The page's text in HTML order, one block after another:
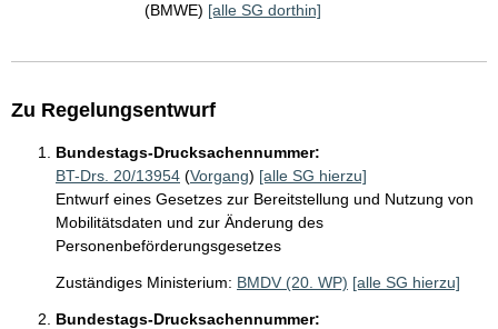
(BMWE) [alle SG dorthin]
Zu Regelungsentwurf
Bundestags-Drucksachennummer:
BT-Drs. 20/13954 (Vorgang) [alle SG hierzu]
Entwurf eines Gesetzes zur Bereitstellung und Nutzung von
Mobilitätsdaten und zur Änderung des
Personenbeförderungsgesetzes
Zuständiges Ministerium: BMDV (20. WP) [alle SG hierzu]
Bundestags-Drucksachennummer: